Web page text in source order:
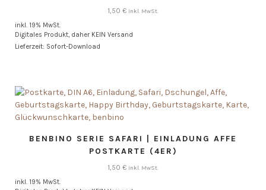
1,50 € inkl. MwSt.
inkl. 19% MwSt.
Digitales Produkt, daher KEIN Versand
Lieferzeit: Sofort-Download
BENBINO SERIE SAFARI | EINLADUNG AFFE
POSTKARTE (4ER)
1,50 € inkl. MwSt.
inkl. 19% MwSt.